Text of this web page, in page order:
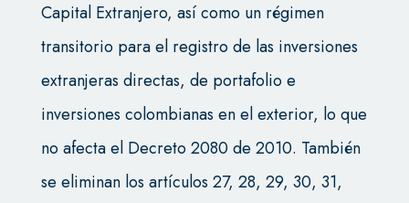
Capital Extranjero, así como un régimen
transitorio para el registro de las inversiones
extranjeras directas, de portafolio e
inversiones colombianas en el exterior, lo que
no afecta el Decreto 2080 de 2010. También
se eliminan los artículos 27, 28, 29, 30, 31,